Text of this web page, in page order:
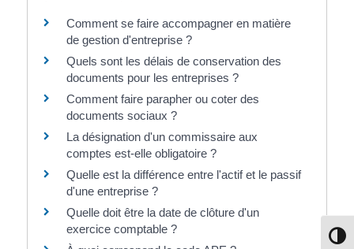
Comment se faire accompagner en matière
de gestion d'entreprise ?
Quels sont les délais de conservation des
documents pour les entreprises ?
Comment faire parapher ou coter des
documents sociaux ?
La désignation d'un commissaire aux
comptes est-elle obligatoire ?
Quelle est la différence entre l'actif et le passif
d'une entreprise ?
Quelle doit être la date de clôture d'un
exercice comptable ?